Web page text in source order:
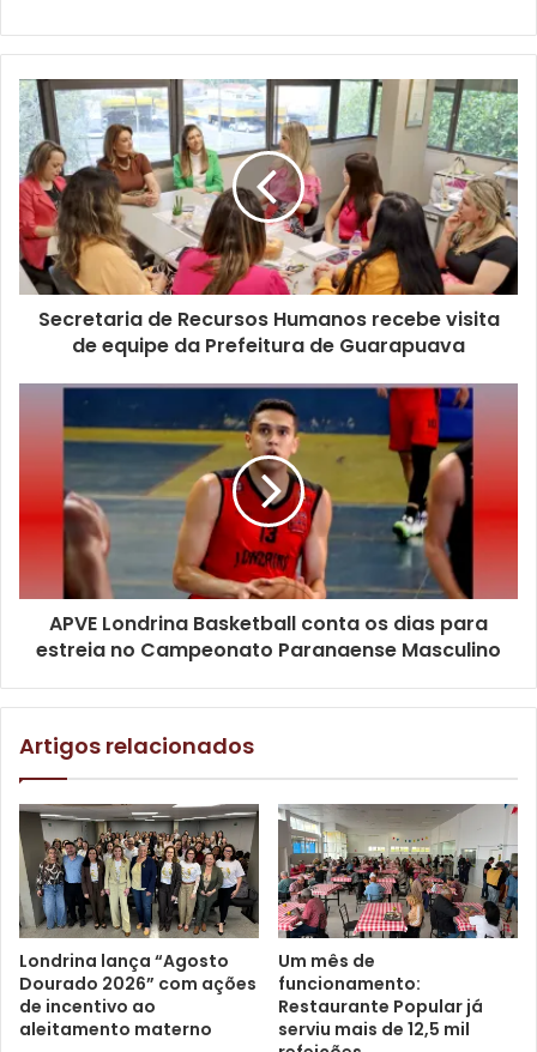
para cumprir a legislação vigente, e implantação de uma
proporcionar mais segurança aos funcionários e
passageiros. O terminal de passageiros será reformado e
ampliado para uma área total de 8 mil m². Serão instaladas
duas pontes de embarque que farão a interligação direta
do terminal às aeronaves, os denominados
fingers, mais a
construção de novo pátio de aeronaves, com capacidade
para comportar até seis aviões.
Para que as variações climáticas não atrapalhem mais o
funcionamento do aeroporto, será implementado o ALS,
sigla para Sistema de Luzes de Aproximação, bem como
toda a infraestrutura para que, futuramente, seja instalado
o Sistema de Pouso por Instrumentos (ILS CAT I.). A
aquisição e implantação do ILS é uma responsabilidade do
Departamento de Controle do Espaço Aéreo (DECEA),
órgão subordinado ao Comando da Aeronáutica e
Ministério da Defesa.
As equipes envolvidas na revitalização e ampliação já
estão mobilizadas, e a previsão é que a obra seja
intervenções, é esperada a geração de 230 empregos
diretos mais indiretos, e não deve ocorrer paralisação das
atividades ao longo dos trabalhos.
Secretaria de Recursos Humanos recebe visita
de equipe da Prefeitura de Guarapuava
APVE Londrina Basketball conta os dias para
estreia no Campeonato Paranaense Masculino
Artigos relacionados
Londrina lança “Agosto
Dourado 2026” com ações
de incentivo ao
aleitamento materno
Um mês de
funcionamento:
Restaurante Popular já
serviu mais de 12,5 mil